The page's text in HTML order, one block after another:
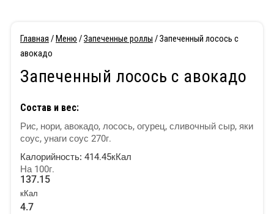
Главная /Меню /Запеченные роллы / Запеченный лосось с
авокадо
Запеченный лосось с авокадо
Состав и вес:
Рис, нори, авокадо, лосось, огурец, сливочный сыр, яки
соус, унаги соус 270г.
Калорийность: 414.45кКал
На 100г.
137.15
кКал
4.7